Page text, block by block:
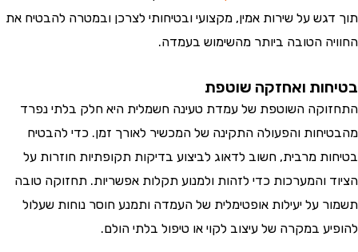
דגש על שירות אמין, מקצועי ובטיחותי לצרכן ובמטרה להבטיח את
הטובה ביותר מהשימוש בעמדה.
ואחזקה שוטפת
השוטפת של עמדת טעינה חשמלית היא חלק בלתי נפרד
והפעולה התקינה של המכשיר לאורך זמן. כדי להבטיח
מרבית, חשוב לדאוג לביצוע בדיקות תקופתיות חוזרות על
והמערכות כדי לזהות ולמנוע תקלות אפשריות. תחזוקה טובה
על יעילות אופטימלית של העמדה ותמנע חוסר נוחות שעלול
במקרה של עיצוב לקוי או טיפול בלתי הולם.